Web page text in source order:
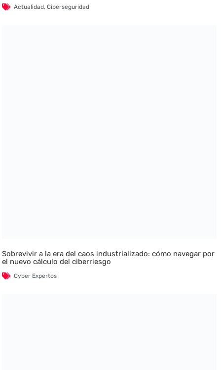
Actualidad,Ciberseguridad
Sobrevivir a la era del caos industrializado: cómo navegar por
el nuevo cálculo del ciberriesgo
Cyber Expertos